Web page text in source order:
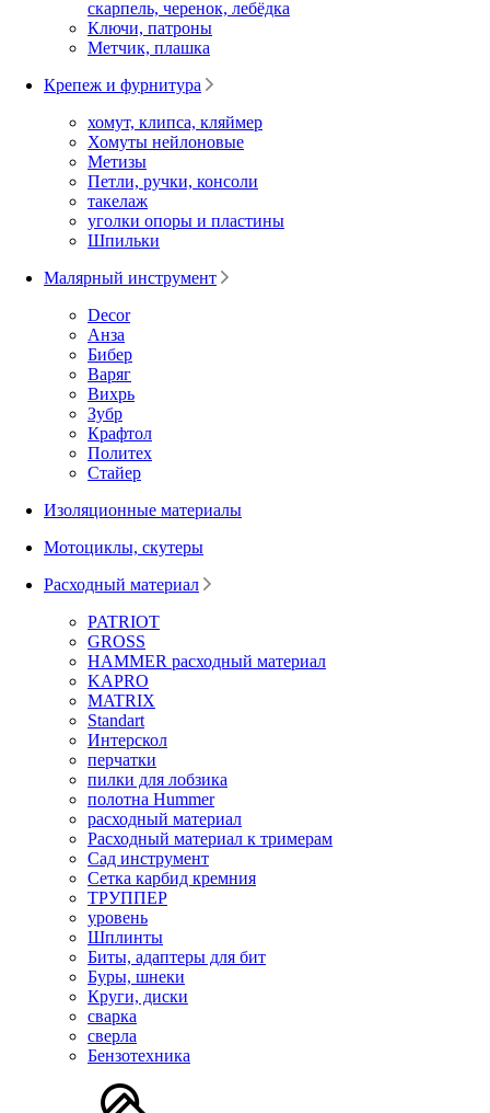
скарпель, черенок, лебёдка
Ключи, патроны
Метчик, плашка
Крепеж и фурнитура
хомут, клипса, кляймер
Хомуты нейлоновые
Метизы
Петли, ручки, консоли
такелаж
уголки опоры и пластины
Шпильки
Малярный инструмент
Decor
Анза
Бибер
Варяг
Вихрь
Зубр
Крафтол
Политех
Стайер
Изоляционные материалы
Мотоциклы, скутеры
Расходный материал
PATRIOT
GROSS
HAMMER расходный материал
KAPRO
MATRIX
Standart
Интерскол
перчатки
пилки для лобзика
полотна Hummer
расходный материал
Расходный материал к тримерам
Сад инструмент
Сетка карбид кремния
ТРУППЕР
уровень
Шплинты
Биты, адаптеры для бит
Буры, шнеки
Круги, диски
сварка
сверла
Бензотехника